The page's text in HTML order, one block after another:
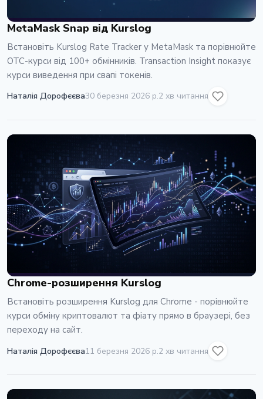
MetaMask Snap від Kurslog
Встановіть Kurslog Rate Tracker у MetaMask та порівнюйте
OTC-курси від 100+ обмінників. Transaction Insight показує
курси виведення при свапі токенів.
Наталія Дорофєєва30 березня 2026 р.2 хв читання
Chrome-розширення Kurslog
Встановіть розширення Kurslog для Chrome - порівнюйте
курси обміну криптовалют та фіату прямо в браузері, без
переходу на сайт.
Наталія Дорофєєва11 березня 2026 р.2 хв читання